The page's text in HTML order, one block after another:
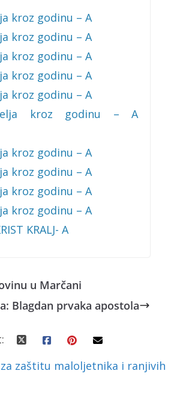
kroz godinu – A
kroz godinu – A
kroz godinu – A
kroz godinu – A
kroz godinu – A
kroz godinu – A
kroz godinu – A
kroz godinu – A
kroz godinu – A
kroz godinu – A
KRALJ- A
u Marčani
Blagdan prvaka apostola